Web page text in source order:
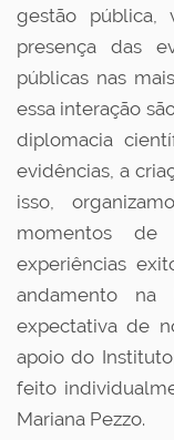
gestão pública,
presença das
públicas nas
essa interação
diplomacia
evidências, a
isso,
momentos
experiências
andamento na
expectativa de
apoio do
feito
Mariana Pezzo.